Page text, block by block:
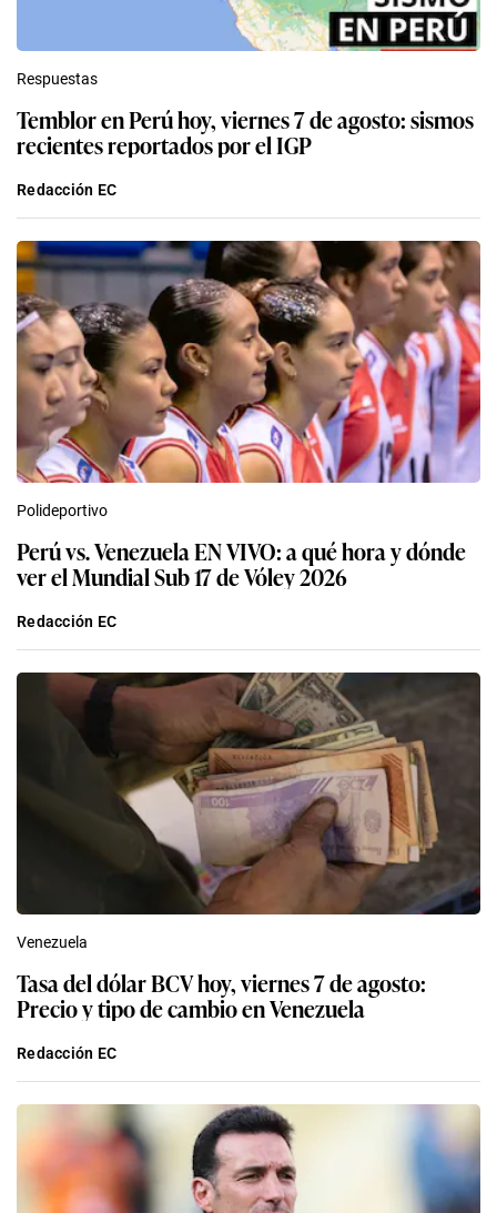
Respuestas
Temblor en Perú hoy, viernes 7 de agosto: sismos
recientes reportados por el IGP
Redacción EC
Polideportivo
Perú vs. Venezuela EN VIVO: a qué hora y dónde
ver el Mundial Sub 17 de Vóley 2026
Redacción EC
Venezuela
Tasa del dólar BCV hoy, viernes 7 de agosto:
Precio y tipo de cambio en Venezuela
Redacción EC